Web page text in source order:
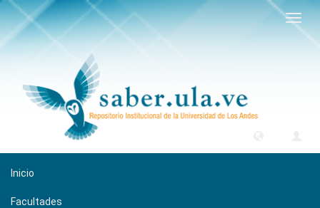
Inicio
Facultades